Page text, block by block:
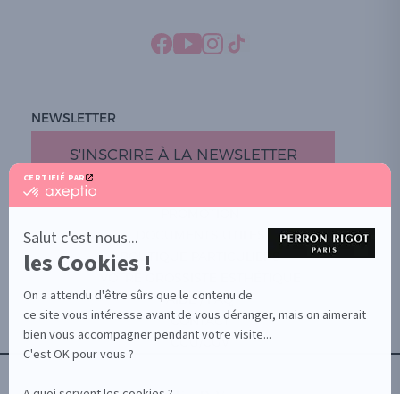
CERTIFIÉ PAR
certifié
En
savoir
plus
sur
Axeptio
Salut c'est nous...
les Cookies !
On a attendu d'être sûrs que le contenu de
ce site vous intéresse avant de vous déranger, mais on aimerait
bien vous accompagner pendant votre visite...
C'est OK pour vous ?
NEWSLETTER
S'INSCRIRE À LA NEWSLETTER
BOUTIQUE PARTICULIERS
AIDE / FAQ
CONTACT
CGU/CGV